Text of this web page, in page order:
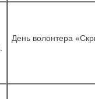
День волонтера